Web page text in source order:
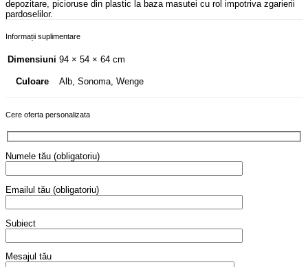
depozitare, picioruse din plastic la baza masutei cu rol impotriva zgarierii
pardoselilor.
Informații suplimentare
Dimensiuni 94 × 54 × 64 cm
Culoare Alb, Sonoma, Wenge
Cere oferta personalizata
Numele tău (obligatoriu)
Emailul tău (obligatoriu)
Subiect
Mesajul tău